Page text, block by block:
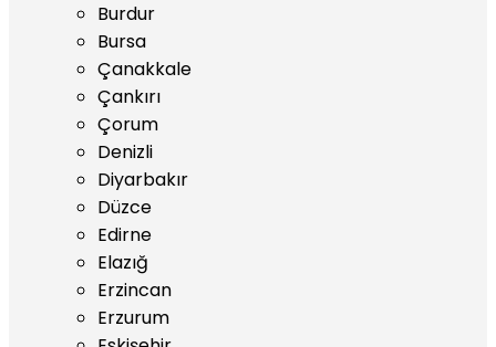
Burdur
Bursa
Çanakkale
Çankırı
Çorum
Denizli
Diyarbakır
Düzce
Edirne
Elazığ
Erzincan
Erzurum